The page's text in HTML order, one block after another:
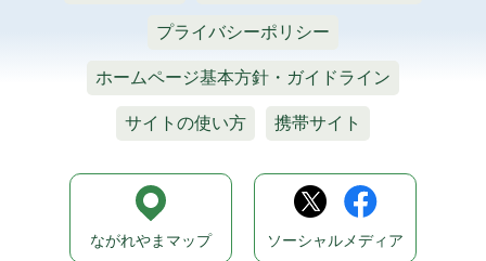
プライバシーポリシー
ホームページ基本方針・ガイドライン
サイトの使い方 携帯サイト
ながれやまマップ ソーシャルメディア